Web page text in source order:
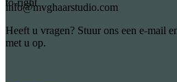
info@mvghaarstudio.com
Heeft u vragen? Stuur ons een e-mail
met u op.